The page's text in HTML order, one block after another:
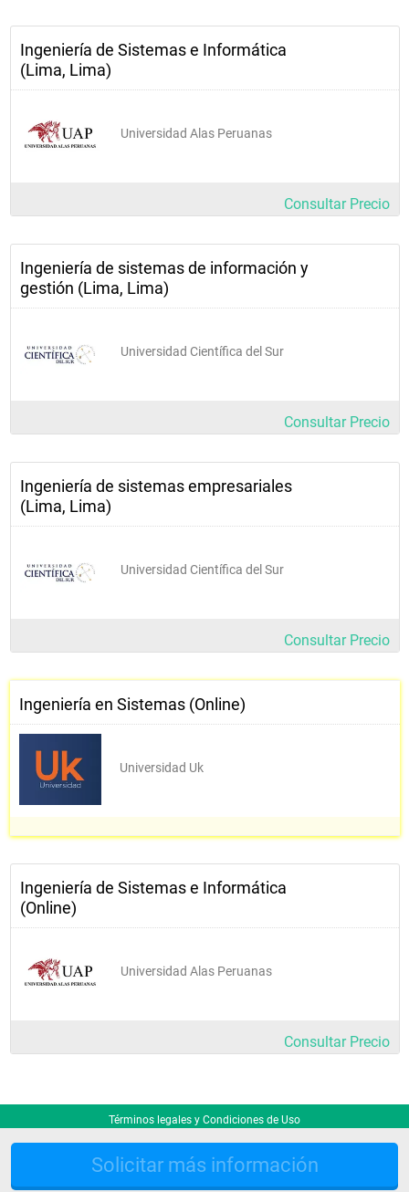
Solicitar más información
Ingeniería de Sistemas e Informática
(Lima, Lima)
Universidad Alas Peruanas
Consultar Precio
Ingeniería de sistemas de información y
gestión (Lima, Lima)
Universidad Científica del Sur
Consultar Precio
Ingeniería de sistemas empresariales
(Lima, Lima)
Universidad Científica del Sur
Consultar Precio
Ingeniería en Sistemas (Online)
Universidad Uk
Ingeniería de Sistemas e Informática
(Online)
Universidad Alas Peruanas
Consultar Precio
Términos legales y Condiciones de Uso